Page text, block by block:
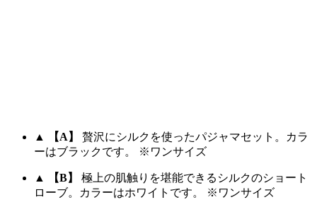
▲ 【A】
贅沢にシルクを使ったパジャマセット。カラ
ーはブラックです。 ※ワンサイズ
▲ 【B】
極上の肌触りを堪能できるシルクのショート
ローブ。カラーはホワイトです。 ※ワンサイズ